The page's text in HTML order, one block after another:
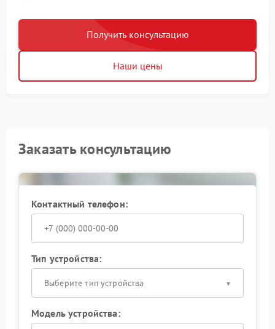
Получить консультацию
Наши цены
Заказать консультацию
Контактный телефон:
Тип устройства:
Выберите тип устройства
Модель устройства: